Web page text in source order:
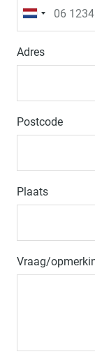
Adres
Postcode
Plaats
Vraag/